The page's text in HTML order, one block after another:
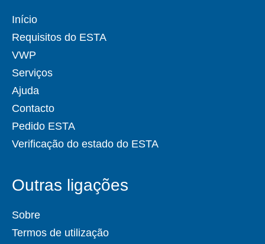
Início
Requisitos do ESTA
VWP
Serviços
Ajuda
Contacto
Pedido ESTA
Verificação do estado do ESTA
Outras ligações
Sobre
Termos de utilização